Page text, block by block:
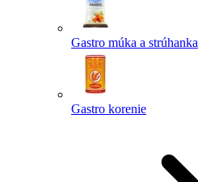
Gastro múka a strúhanka
Gastro korenie